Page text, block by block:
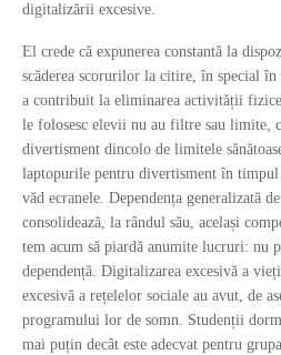
digitalizării excesive.
El crede că expunerea constantă la
scăderea scorurilor la citire, în special în
a contribuit la eliminarea activității
le folosesc elevii nu au filtre sau limite,
divertisment dincolo de limitele
laptopurile pentru divertisment în
văd ecranele. Dependența generalizată
consolidează, la rândul său, același
tem acum să piardă anumite lucruri: nu
dependență. Digitalizarea excesivă a
excesivă a rețelelor sociale au avut, de
programului lor de somn. Studenții
mai puțin decât este adecvat pentru